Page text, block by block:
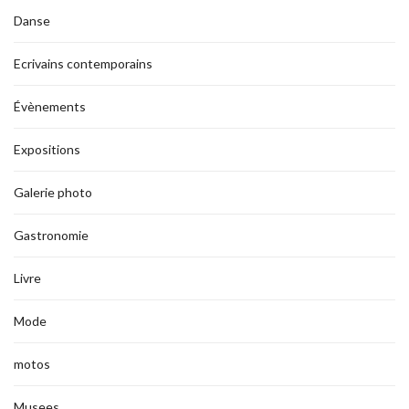
Danse
Ecrivains contemporains
Évènements
Expositions
Galerie photo
Gastronomie
Livre
Mode
motos